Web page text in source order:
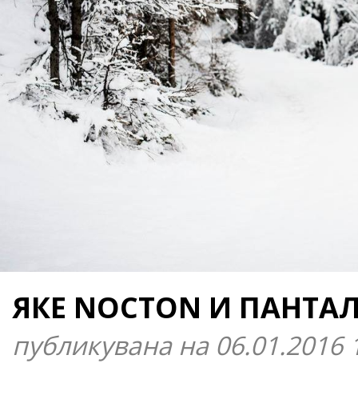
ЯКЕ NOCTON И
публикувана на